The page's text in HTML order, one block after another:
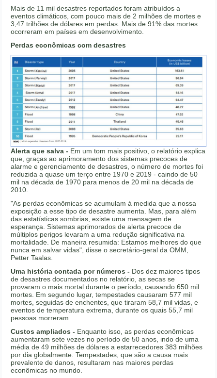
Mais de 11 mil desastres reportados foram atribuídos a
eventos climáticos, com pouco mais de 2 milhões de mortes e
3,47 trilhões de dólares em perdas. Mais de 91% das mortes
ocorreram em países em desenvolvimento.
Perdas econômicas com desastres
Alerta que salva - Em um tom mais positivo, o relatório explica
que, graças ao aprimoramento dos sistemas precoces de
alarme e gerenciamento de desastres, o número de mortes foi
reduzida a quase um terço entre 1970 e 2019 - caindo de 50
mil na década de 1970 para menos de 20 mil na década de
2010.
"As perdas econômicas se acumulam à medida que a nossa
exposição a esse tipo de desastre aumenta. Mas, para além
das estatísticas sombrias, existe uma mensagem de
esperança. Sistemas aprimorados de alerta precoce de
múltiplos perigos levaram a uma redução significativa na
mortalidade. De maneira resumida: Estamos melhores do que
nunca em salvar vidas", disse o secretário-geral da OMM,
Petter Taalas.
Uma história contada por números - Dos dez maiores tipos
de desastres documentados no relatório, as secas se
provaram o mais mortal durante o período, causando 650 mil
mortes. Em segundo lugar, tempestades causaram 577 mil
mortes, seguidas de enchentes, que tiraram 58,7 mil vidas, e
eventos de temperatura extrema, durante os quais 55,7 mil
pessoas morreram.
Custos ampliados - Enquanto isso, as perdas econômicas
aumentaram sete vezes no período de 50 anos, indo de uma
média de 49 milhões de dólares a estarrecedores 383 milhões
por dia globalmente. Tempestades, que são a causa mais
prevalente de danos, resultaram nas maiores perdas
econômicas no mundo.